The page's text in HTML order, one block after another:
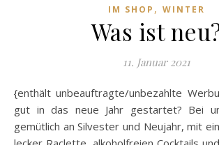
IM SHOP , WINTER
Was ist
11. Januar 2021
{enthält unbeauftragte/unbezahlte Werbung} Na, seid ihr
gut in das neue Jahr gestartet? Bei
gemütlich an Silvester und Neujahr, mit